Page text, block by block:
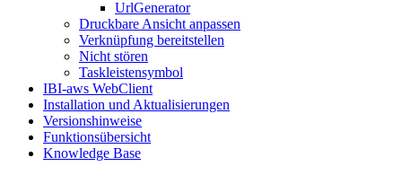
UrlGenerator
Druckbare Ansicht anpassen
Verknüpfung bereitstellen
Nicht stören
Taskleistensymbol
IBI-aws WebClient
Installation und Aktualisierungen
Versionshinweise
Funktionsübersicht
Knowledge Base